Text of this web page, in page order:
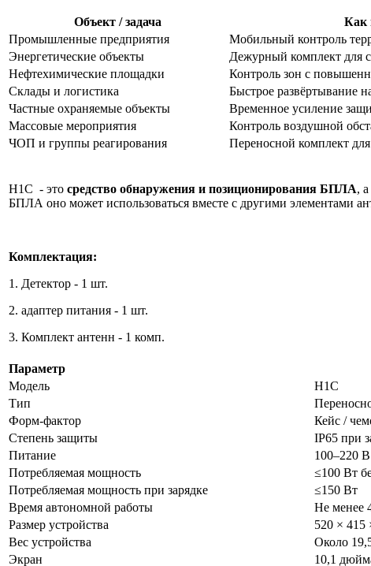
Объект / задача
Как
Промышленные предприятия
Мобильный контроль
Энергетические объекты
Дежурный комплект для
Нефтехимические площадки
Контроль зон с
Склады и логистика
Быстрое развёртывание
Частные охраняемые объекты
Временное усиление
Массовые мероприятия
Контроль воздушной
ЧОП и группы реагирования
Переносной комплект
H1C - это средство обнаружения и позиционирования БПЛА,
БПЛА оно может использоваться вместе с другими элементами
Комплектация:
1. Детектор - 1 шт.
2. адаптер питания - 1 шт.
3. Комплект антенн - 1 комп.
Параметр
Модель
H1C
Тип
Форм-фактор
Кейс /
Степень защиты
IP65 при
Питание
100–220
Потребляемая мощность
≤100 Вт
Потребляемая мощность при зарядке
≤150 Вт
Время автономной работы
Не менее
Размер устройства
520 ×
Вес устройства
Около
Экран
10,1